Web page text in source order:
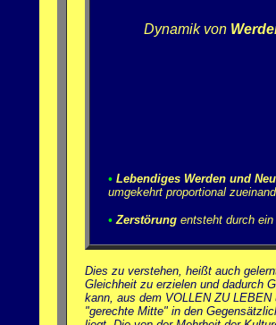
Dynamik von
• Lebendiges Werden und
umgekehrt proportional
•Zerstörung entsteht durch
Dies zu verstehen, heißt auch
Gleichheit zu erzielen und dadurch
kann, aus dem VOLLEN ZU
"gerechte Mitte" in den